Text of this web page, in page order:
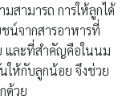
สามารถ การให้ลูกได้
น์จากสารอาหารที่
และที่สำคัญคือในนม
ให้กับลูกน้อย จึงช่วย
ด้วย